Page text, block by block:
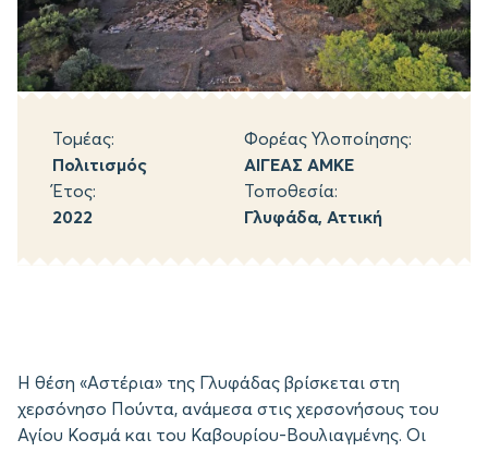
Τομέας:
Πολιτισμός
Φορέας Υλοποίησης:
ΑΙΓΕΑΣ ΑΜΚΕ
Έτος:
2022
Τοποθεσία:
Γλυφάδα, Αττική
Η θέση «Αστέρια» της Γλυφάδας βρίσκεται στη
χερσόνησο Πούντα, ανάμεσα στις χερσονήσους του
Αγίου Κοσμά και του Καβουρίου-Βουλιαγμένης. Οι